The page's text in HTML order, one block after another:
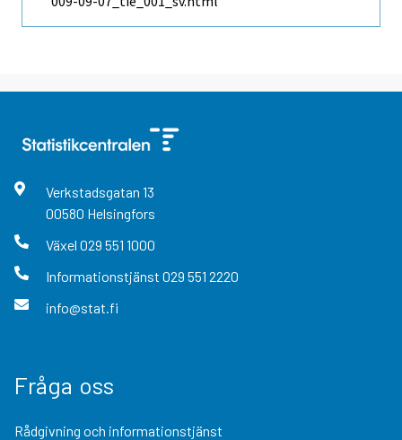
Verkstadsgatan 13
00580 Helsingfors
Växel 029 551 1000
Informationstjänst 029 551 2220
info@stat.fi
Fråga oss
Rådgivning och informationstjänst